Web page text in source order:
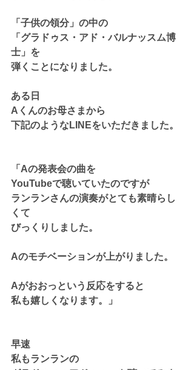
「子供の領分」の中の
「グラドゥス・アド・バルナッスム博
士」を
弾くことになりました。
ある日
Aくんのお母さまから
下記のようなLINEをいただきました。
「Aの発表会の曲を
YouTubeで聴いていたのですが
ランランさんの演奏がとても素晴らし
くて
びっくりしました。
Aのモチベーションが上がりました。
Aがおおっという反応をすると
私も嬉しくなります。」
早速
私もランランの